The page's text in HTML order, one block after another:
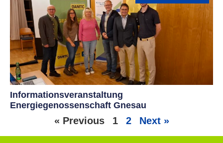
Informationsveranstaltung
Energiegenossenschaft Gnesau
« Previous 1 2 Next »